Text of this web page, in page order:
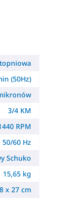
(50Hz)
3/4 KM
RPM
50/60 Hz
Schuko
15,65 kg
x 27 cm